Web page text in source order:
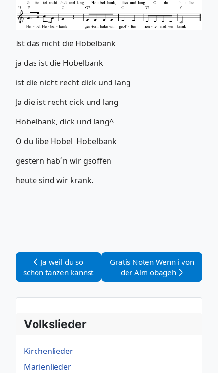
Ist das nicht die Hobelbank
ja das ist die Hobelbank
ist die nicht recht dick und lang
Ja die ist recht dick und lang
Hobelbank, dick und lang^
O du libe Hobel Hobelbank
gestern hab´n wir gsoffen
heute sind wir krank.
Vorheriger Beitrag: Ja weil du so schön tanzen kannst
Ja weil du so
schön tanzen kannst
Nächster Beitrag: Gratis
Gratis Noten Wenn i von
der Alm obageh
Volkslieder
Kirchenlieder
Marienlieder